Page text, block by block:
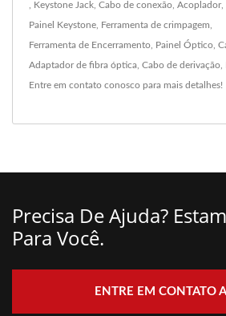
Keystone Jack Cabo de conexão Acoplador,
Painel Keystone Ferramenta de crimpagem
Ferramenta de Encerramento Painel Óptico
Adaptador de fibra óptica Cabo de derivação
Entre em contato conosco para mais detalhes!
Precisa De Ajuda?
Para Você.
ENTRE EM CONTATO